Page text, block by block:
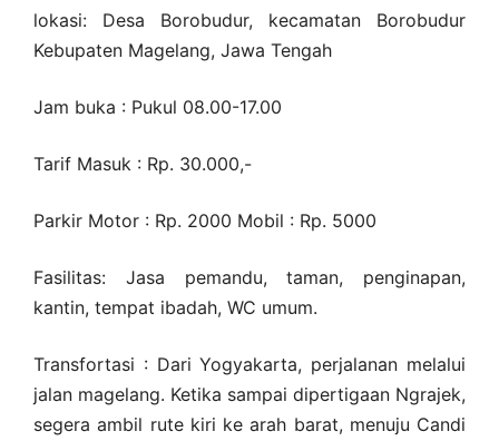
lokasi: Desa Borobudur, kecamatan Borobudur
Kebupaten Magelang, Jawa Tengah
Jam buka : Pukul 08.00-17.00
Tarif Masuk : Rp. 30.000,-
Parkir Motor : Rp. 2000 Mobil : Rp. 5000
Fasilitas: Jasa pemandu, taman, penginapan,
kantin, tempat ibadah, WC umum.
Transfortasi : Dari Yogyakarta, perjalanan melalui
jalan magelang. Ketika sampai dipertigaan Ngrajek,
segera ambil rute kiri ke arah barat, menuju Candi